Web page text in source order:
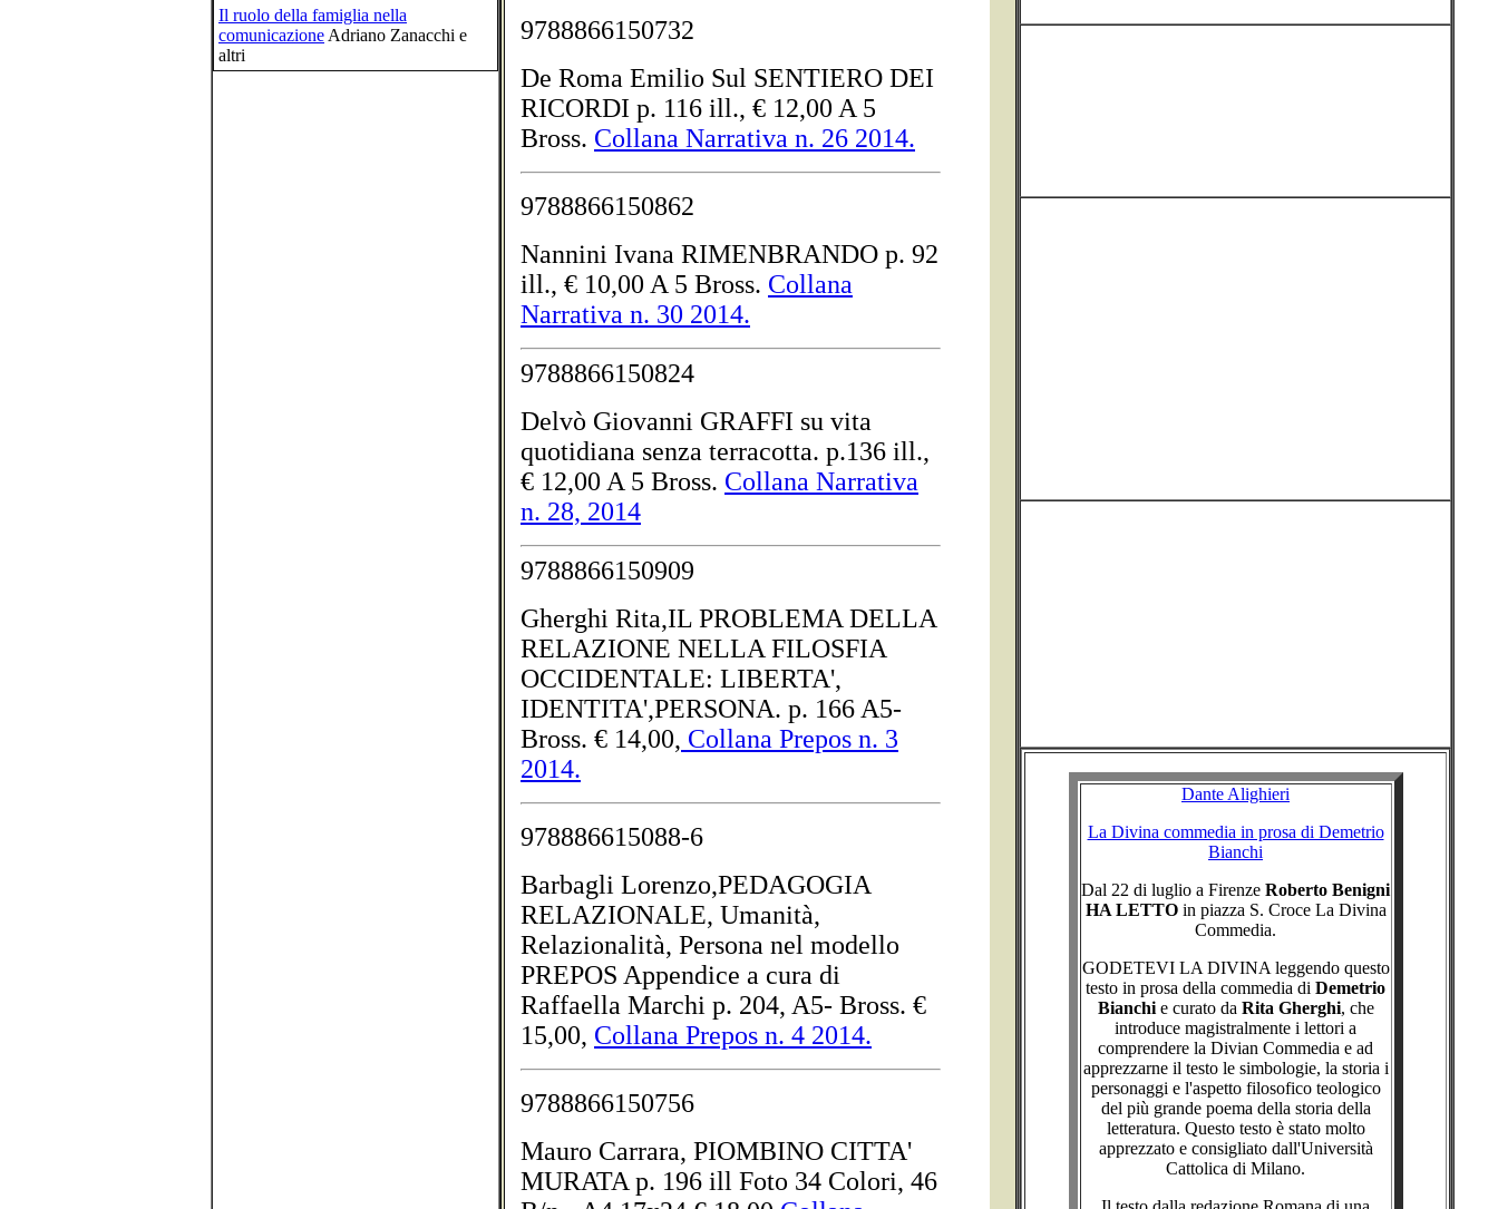
Il ruolo della famiglia nella
comunicazione Adriano Zanacchi e
altri
9788866150732
De Roma Emilio Sul SENTIERO DEI
RICORDI p. 116 ill., € 12,00 A 5
Bross. Collana Narrativa n. 26 2014.
9788866150862
Nannini Ivana RIMENBRANDO p. 92
ill., € 10,00 A 5 Bross. Collana
Narrativa n. 30 2014.
9788866150824
Delvò Giovanni GRAFFI su vita
quotidiana senza terracotta. p.136 ill.,
€ 12,00 A 5 Bross. Collana Narrativa
n. 28, 2014
9788866150909
Gherghi Rita,IL PROBLEMA DELLA
RELAZIONE NELLA FILOSFIA
OCCIDENTALE: LIBERTA',
IDENTITA',PERSONA. p. 166 A5-
Bross. € 14,00, Collana Prepos n. 3
2014.
978886615088-6
Barbagli Lorenzo,PEDAGOGIA
RELAZIONALE, Umanità,
Relazionalità, Persona nel modello
PREPOS Appendice a cura di
Raffaella Marchi p. 204, A5- Bross. €
15,00, Collana Prepos n. 4 2014.
9788866150756
Mauro Carrara, PIOMBINO CITTA'
MURATA p. 196 ill Foto 34 Colori, 46
Dante Alighieri
La Divina commedia in prosa di Demetrio
Bianchi
Dal 22 di luglio a Firenze Roberto Benigni
HA LETTO in piazza S. Croce La Divina
Commedia.
GODETEVI LA DIVINA leggendo questo
testo in prosa della commedia di Demetrio
Bianchie curato da Rita Gherghi, che
introduce magistralmente i lettori a
comprendere la Divian Commedia e ad
apprezzarne il testo le simbologie, la storia i
personaggi e l'aspetto filosofico teologico
del più grande poema della storia della
letteratura. Questo testo è stato molto
apprezzato e consigliato dall'Università
Cattolica di Milano.